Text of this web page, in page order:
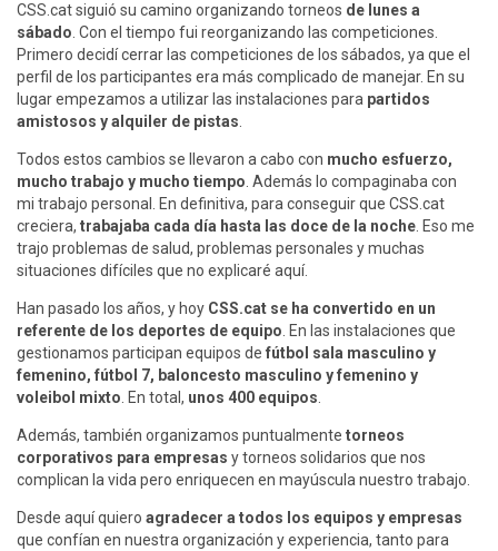
CSS.cat siguió su camino organizando torneos de lunes a
sábado. Con el tiempo fui reorganizando las competiciones.
Primero decidí cerrar las competiciones de los sábados, ya que el
perfil de los participantes era más complicado de manejar. En su
lugar empezamos a utilizar las instalaciones para partidos
amistosos y alquiler de pistas.
Todos estos cambios se llevaron a cabo con mucho esfuerzo,
mucho trabajo y mucho tiempo. Además lo compaginaba con
mi trabajo personal. En definitiva, para conseguir que CSS.cat
creciera, trabajaba cada día hasta las doce de la noche. Eso me
trajo problemas de salud, problemas personales y muchas
situaciones difíciles que no explicaré aquí.
Han pasado los años, y hoy CSS.cat se ha convertido en un
referente de los deportes de equipo. En las instalaciones que
gestionamos participan equipos de fútbol sala masculino y
femenino, fútbol 7, baloncesto masculino y femenino y
voleibol mixto. En total, unos 400 equipos.
Además, también organizamos puntualmente torneos
corporativos para empresas y torneos solidarios que nos
complican la vida pero enriquecen en mayúscula nuestro trabajo.
Desde aquí quiero agradecer a todos los equipos y empresas
que confían en nuestra organización y experiencia, tanto para